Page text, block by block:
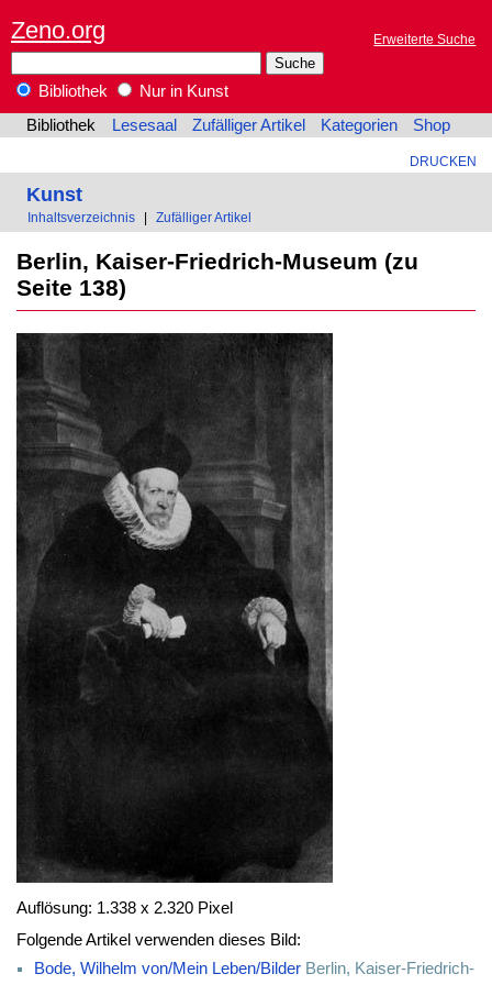
Zeno.org Erweiterte Suche
Bibliothek
Nur in Kunst
Bibliothek
Lesesaal Zufälliger Artikel Kategorien Shop
DRUCKEN
Kunst
Inhaltsverzeichnis Zufälliger Artikel
Berlin, Kaiser-Friedrich-Museum (zu
Seite 138)
Auflösung: 1.338 x 2.320 Pixel
Folgende Artikel verwenden dieses Bild:
Bode, Wilhelm von/Mein Leben/Bilder Berlin, Kaiser-Friedrich-